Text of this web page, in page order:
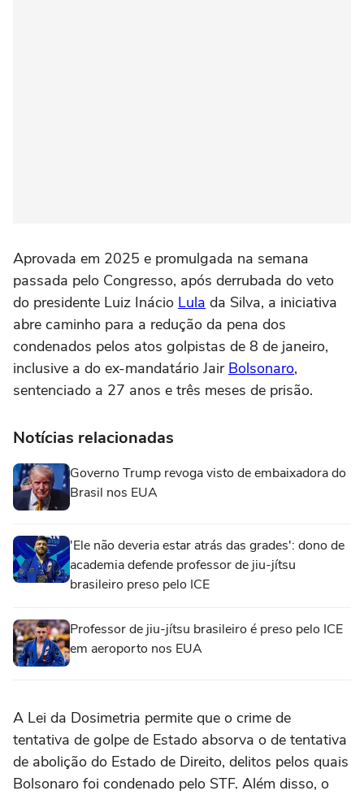
Aprovada em 2025 e promulgada na semana
passada pelo Congresso, após derrubada do veto
do presidente Luiz Inácio Lula da Silva, a iniciativa
abre caminho para a redução da pena dos
condenados pelos atos golpistas de 8 de janeiro,
inclusive a do ex-mandatário Jair Bolsonaro,
sentenciado a 27 anos e três meses de prisão.
Notícias relacionadas
Governo Trump revoga visto de embaixadora do
Brasil nos EUA
'Ele não deveria estar atrás das grades': dono de
academia defende professor de jiu-jítsu
brasileiro preso pelo ICE
Professor de jiu-jítsu brasileiro é preso pelo ICE
em aeroporto nos EUA
A Lei da Dosimetria permite que o crime de
tentativa de golpe de Estado absorva o de tentativa
de abolição do Estado de Direito, delitos pelos quais
Bolsonaro foi condenado pelo STF. Além disso, o